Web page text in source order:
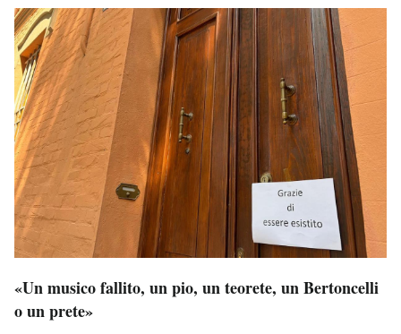
«Un musico fallito, un pio, un teorete, un Bertoncelli
o un prete»